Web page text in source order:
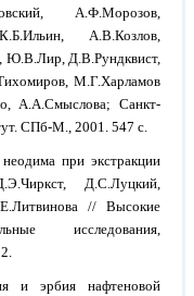
А.Ф.Морозов,
А.В.Козлов,
Ю.В.Лир, Д.В.Рундквист,
М.Г.Харламов
А.А.Смыслова; Санкт-
СПб-М., 2001. 547 с.
при экстракции
Д.С.Луцкий,
// Высокие
исследования,
и эрбия нафтеновой